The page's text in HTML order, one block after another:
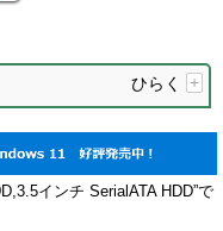
ひらく +
インチ SerialATA HDD”で